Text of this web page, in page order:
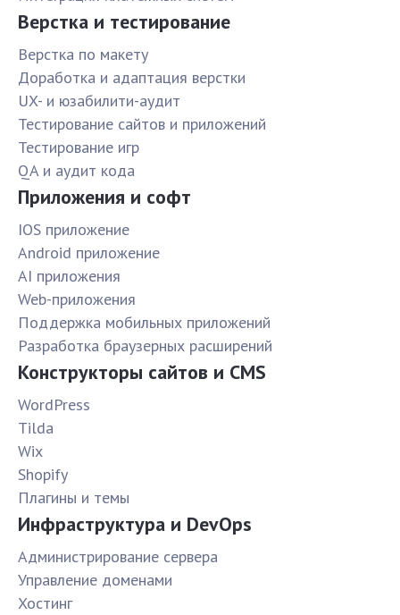
Верстка и тестирование
Верстка по макету
Доработка и адаптация верстки
UX- и юзабилити-аудит
Тестирование сайтов и приложений
Тестирование игр
QA и аудит кода
Приложения и софт
IOS приложение
Android приложение
AI приложения
Web-приложения
Поддержка мобильных приложений
Разработка браузерных расширений
Конструкторы сайтов и CMS
WordPress
Tilda
Wix
Shopify
Плагины и темы
Инфраструктура и DevOps
Администрирование сервера
Управление доменами
Хостинг